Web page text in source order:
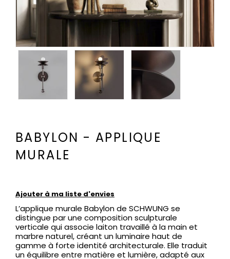
BABYLON - APPLIQUE
MURALE
Ajouter à ma liste d'envies
L’applique murale Babylon de SCHWUNG se
distingue par une composition sculpturale
verticale qui associe laiton travaillé à la main et
marbre naturel, créant un luminaire haut de
gamme à forte identité architecturale. Elle traduit
un équilibre entre matière et lumière, adapté aux